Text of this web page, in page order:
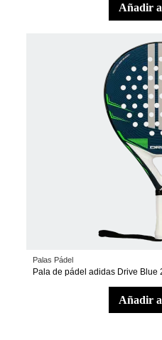
añadir
Palas Pádel
Pala de pádel adidas Drive Blue
añadir